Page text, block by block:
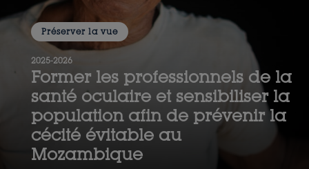
Préserver la vue
2025-2026
Former les professionnels de la
santé oculaire et sensibiliser la
population afin de prévenir la
cécité évitable au
Mozambique